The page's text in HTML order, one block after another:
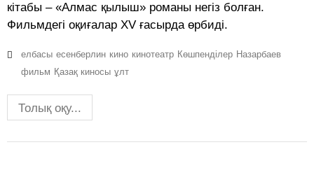
кітабы – «Алмас қылыш» романы негіз болған.
Фильмдегі оқиғалар XV ғасырда өрбиді.
елбасы есенберлин кино кинотеатр Көшпенділер Назарбаев
фильм Қазақ киносы ұлт
Толық оқу...